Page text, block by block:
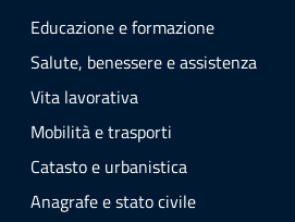
Educazione e formazione
Salute, benessere e assistenza
Vita lavorativa
Mobilità e trasporti
Catasto e urbanistica
Anagrafe e stato civile